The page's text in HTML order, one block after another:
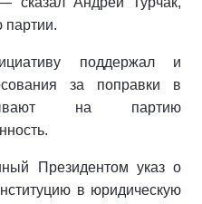
партии.
поддержал и
за поправки в
на партию
Президентом указ о
в юридическую